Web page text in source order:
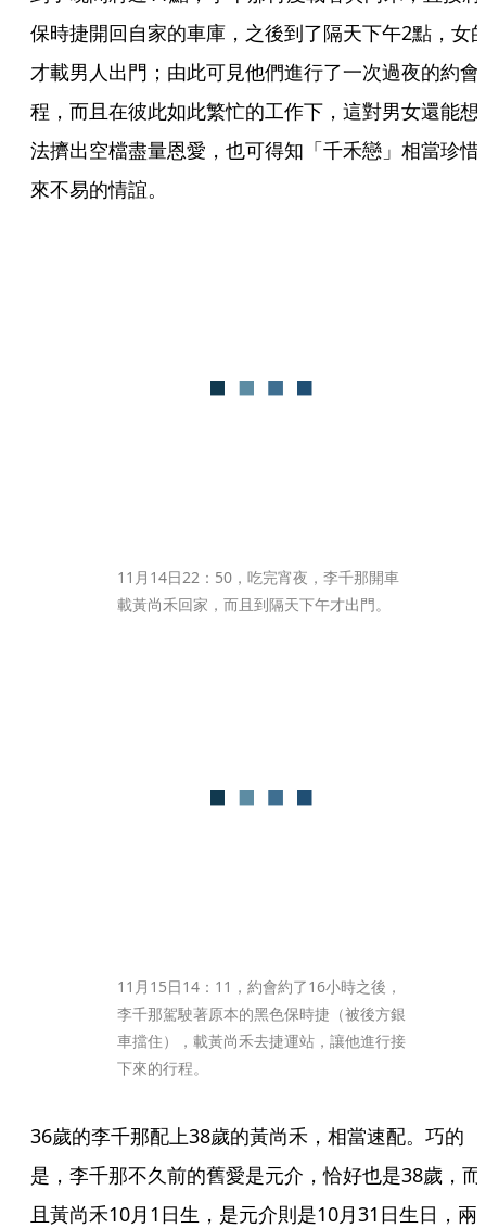
保時捷開回自家的車庫，之後到了隔天下午2點，女
才載男人出門；由此可見他們進行了一次過夜的約會
程，而且在彼此如此繁忙的工作下，這對男女還能想
法擠出空檔盡量恩愛，也可得知「千禾戀」相當珍惜
來不易的情誼。
11月14日22：50，吃完宵夜，李千那開車
載黃尚禾回家，而且到隔天下午才出門。
11月15日14：11，約會約了16小時之後，
李千那駕駛著原本的黑色保時捷（被後方銀
車擋住），載黃尚禾去捷運站，讓他進行接
下來的行程。
36歲的李千那配上38歲的黃尚禾，相當速配。巧的
是，李千那不久前的舊愛是元介，恰好也是38歲，而
且黃尚禾10月1日生，是元介則是10月31日生日，兩